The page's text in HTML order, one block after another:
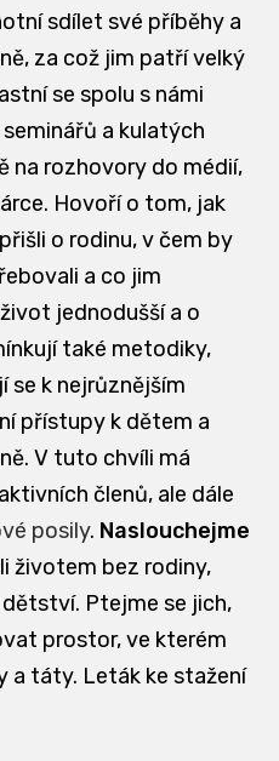
sdílet své příběhy a
za což jim patří velký
se spolu s námi
a kulatých
na rozhovory do médií,
Hovoří o tom, jak
o rodinu, v čem by
a co jim
jednodušší a o
také metodiky,
se k nejrůznějším
přístupy k dětem a
V tuto chvíli má
členů, ale dále
posily. Naslouchejme
životem bez rodiny,
Ptejme se jich,
prostor, ve kterém
a táty. Leták ke stažení